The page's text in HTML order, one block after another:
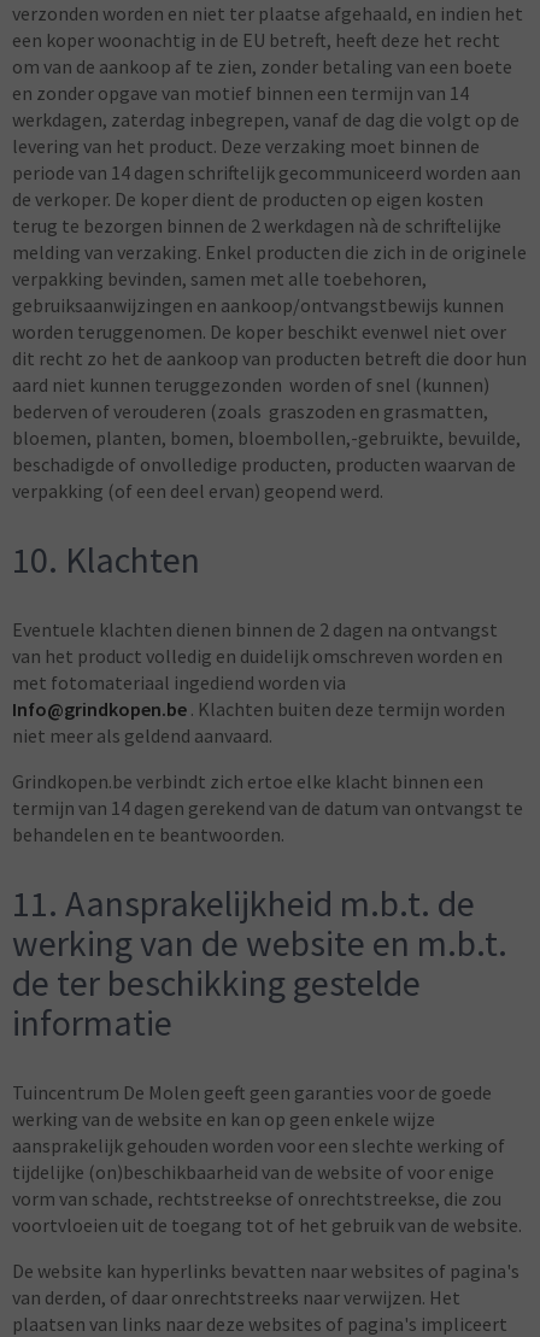
verzonden worden en niet ter plaatse afgehaald, en indien het
een koper woonachtig in de EU betreft, heeft deze het recht
om van de aankoop af te zien, zonder betaling van een boete
en zonder opgave van motief binnen een termijn van 14
werkdagen, zaterdag inbegrepen, vanaf de dag die volgt op de
levering van het product. Deze verzaking moet binnen de
periode van 14 dagen schriftelijk gecommuniceerd worden aan
de verkoper. De koper dient de producten op eigen kosten
terug te bezorgen binnen de 2 werkdagen nà de schriftelijke
melding van verzaking. Enkel producten die zich in de originele
verpakking bevinden, samen met alle toebehoren,
gebruiksaanwijzingen en aankoop/ontvangstbewijs kunnen
worden teruggenomen. De koper beschikt evenwel niet over
dit recht zo het de aankoop van producten betreft die door hun
aard niet kunnen teruggezonden worden of snel (kunnen)
bederven of verouderen (zoals graszoden en grasmatten,
bloemen, planten, bomen, bloembollen,-gebruikte, bevuilde,
beschadigde of onvolledige producten, producten waarvan de
verpakking (of een deel ervan) geopend werd.
10. Klachten
Eventuele klachten dienen binnen de 2 dagen na ontvangst
van het product volledig en duidelijk omschreven worden en
met fotomateriaal ingediend worden via
Info@grindkopen.be . Klachten buiten deze termijn worden
niet meer als geldend aanvaard.
Grindkopen.be verbindt zich ertoe elke klacht binnen een
termijn van 14 dagen gerekend van de datum van ontvangst te
behandelen en te beantwoorden.
11. Aansprakelijkheid m.b.t. de
werking van de website en m.b.t.
de ter beschikking gestelde
informatie
Tuincentrum De Molen geeft geen garanties voor de goede
werking van de website en kan op geen enkele wijze
aansprakelijk gehouden worden voor een slechte werking of
tijdelijke (on)beschikbaarheid van de website of voor enige
vorm van schade, rechtstreekse of onrechtstreekse, die zou
voortvloeien uit de toegang tot of het gebruik van de website.
De website kan hyperlinks bevatten naar websites of pagina's
van derden, of daar onrechtstreeks naar verwijzen. Het
plaatsen van links naar deze websites of pagina's impliceert